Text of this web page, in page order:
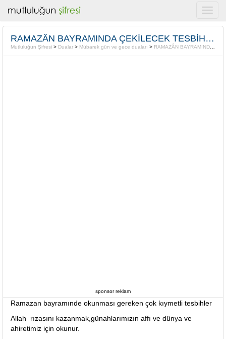
RAMAZÂN BAYRAMINDA ÇEKİLECEK TESBİHLER
Mutluluğun Şifresi > Dualar > Mübarek gün ve gece duaları > RAMAZÂN BAYRAMINDA ÇEKİLECEK TESBİHLER
sponsor reklam
Ramazan bayramınde okunması gereken çok kıymetli tesbihler
Allah rızasını kazanmak,günahlarımızın affı ve dünya ve
ahiretimiz için okunur.